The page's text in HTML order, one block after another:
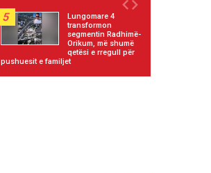
5
Lungomare 4
transformon
segmentin Radhimë-
Orikum, më shumë
qetësi e rregull për
pushuesit e familjet